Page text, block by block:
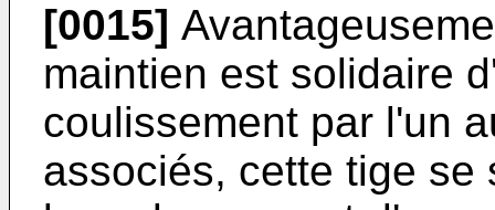
[0015]
maintien est solidaire
coulissement par l'un
associés, cette tige se